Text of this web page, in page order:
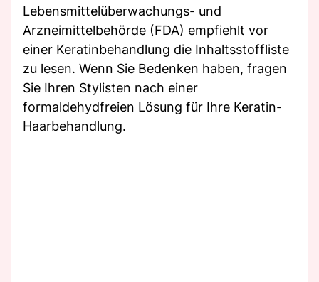
Lebensmittelüberwachungs- und
Arzneimittelbehörde (FDA) empfiehlt vor
einer Keratinbehandlung die Inhaltsstoffliste
zu lesen. Wenn Sie Bedenken haben, fragen
Sie Ihren Stylisten nach einer
formaldehydfreien Lösung für Ihre Keratin-
Haarbehandlung.